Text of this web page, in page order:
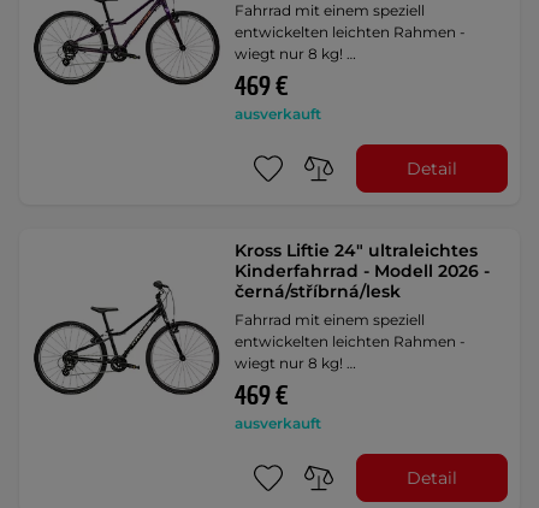
Fahrrad mit einem speziell
entwickelten leichten Rahmen -
wiegt nur 8 kg! …
469 €
ausverkauft
Detail
Kross Liftie 24" ultraleichtes
Kinderfahrrad - Modell 2026 -
černá/stříbrná/lesk
Fahrrad mit einem speziell
entwickelten leichten Rahmen -
wiegt nur 8 kg! …
469 €
ausverkauft
Detail